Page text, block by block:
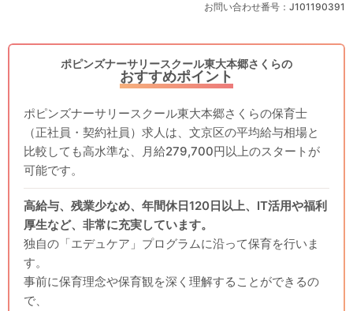
お問い合わせ番号：J101190391
ポピンズナーサリースクール東大本郷さくらの
おすすめポイント
ポピンズナーサリースクール東大本郷さくらの保育士
（正社員・契約社員）求人は、文京区の平均給与相場と
比較しても高水準な、月給279,700円以上のスタートが
可能です。
高給与、残業少なめ、年間休日120日以上、IT活用や福利
厚生など、非常に充実しています。
独自の「エデュケア」プログラムに沿って保育を行いま
す。
事前に保育理念や保育観を深く理解することができるの
で、